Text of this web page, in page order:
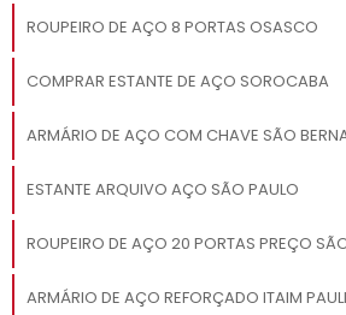
ROUPEIRO DE AÇO 8 PORTAS OSASCO
COMPRAR ESTANTE DE AÇO SOROCABA
ARMÁRIO DE AÇO COM CHAVE SÃO
ESTANTE ARQUIVO AÇO SÃO PAULO
ROUPEIRO DE AÇO 20 PORTAS PREÇO
ARMÁRIO DE AÇO REFORÇADO ITAIM